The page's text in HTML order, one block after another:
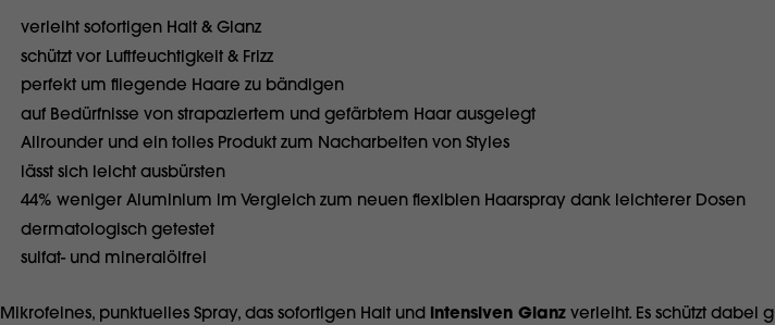
verleiht sofortigen Halt & Glanz
schützt vor Luftfeuchtigkeit & Frizz
perfekt um fliegende Haare zu bändigen
auf Bedürfnisse von strapaziertem und gefärbtem Haar ausgelegt
Allrounder und ein tolles Produkt zum Nacharbeiten von Styles
lässt sich leicht ausbürsten
44% weniger Aluminium im Vergleich zum neuen flexiblen Haarspray dank leichterer Dosen
dermatologisch getestet
sulfat- und mineralölfrei
Mikrofeines, punktuelles Spray, das sofortigen Halt und intensiven Glanz verleiht. Es schützt dabei